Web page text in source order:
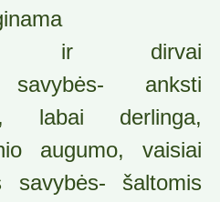
ir dirvai
savybės- anksti
labai derlinga,
augumo, vaisiai
savybės- šaltomis